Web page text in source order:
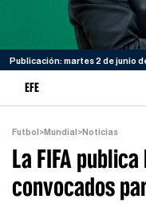
Publicación: martes 2 de junio
EFE
Futbol >Mundial >Noticias
La FIFA
convocados